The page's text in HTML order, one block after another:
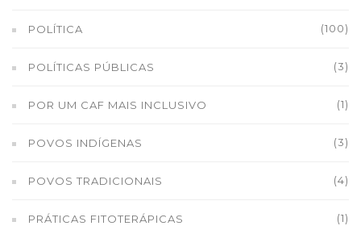
POLÍTICA (100)
POLÍTICAS PÚBLICAS (3)
POR UM CAF MAIS INCLUSIVO (1)
POVOS INDÍGENAS (3)
POVOS TRADICIONAIS (4)
PRÁTICAS FITOTERÁPICAS (1)